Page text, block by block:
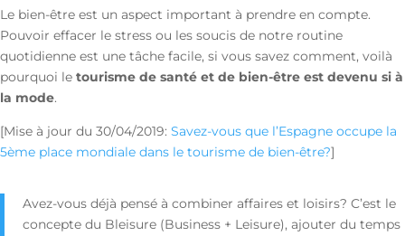
Le bien-être est un aspect important à prendre en compte.
Pouvoir effacer le stress ou les soucis de notre routine
quotidienne est une tâche facile, si vous savez comment, voilà
pourquoi le tourisme de santé et de bien-être est devenu si à
la mode.
[Mise à jour du 30/04/2019: Savez-vous que l’Espagne occupe la
5ème place mondiale dans le tourisme de bien-être?]
Avez-vous déjà pensé à combiner affaires et loisirs? C’est le
concepte du Bleisure (Business + Leisure), ajouter du temps